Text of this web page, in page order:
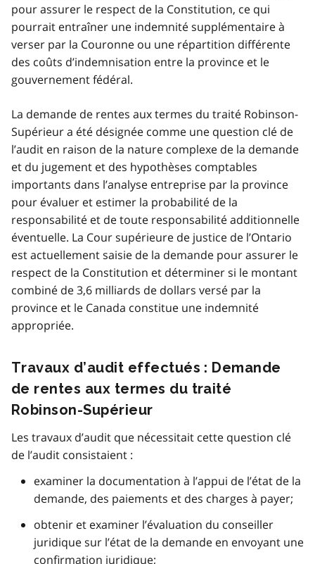
pour assurer le respect de la Constitution, ce qui
pourrait entraîner une indemnité supplémentaire à
verser par la Couronne ou une répartition différente
des coûts d’indemnisation entre la province et le
gouvernement fédéral.
La demande de rentes aux termes du traité Robinson-
Supérieur a été désignée comme une question clé de
l’audit en raison de la nature complexe de la demande
et du jugement et des hypothèses comptables
importants dans l’analyse entreprise par la province
pour évaluer et estimer la probabilité de la
responsabilité et de toute responsabilité additionnelle
éventuelle. La Cour supérieure de justice de l’Ontario
est actuellement saisie de la demande pour assurer le
respect de la Constitution et déterminer si le montant
combiné de 3,6 milliards de dollars versé par la
province et le Canada constitue une indemnité
appropriée.
Travaux d’audit effectués : Demande
de rentes aux termes du traité
Robinson-Supérieur
Les travaux d’audit que nécessitait cette question clé
de l’audit consistaient :
examiner la documentation à l’appui de l’état de la
demande, des paiements et des charges à payer;
obtenir et examiner l’évaluation du conseiller
juridique sur l’état de la demande en envoyant une
confirmation juridique;